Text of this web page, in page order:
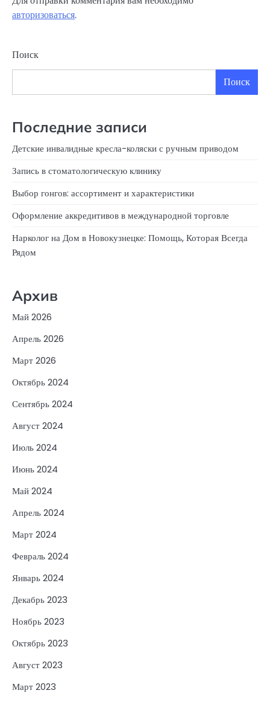
авторизоваться.
Поиск
Поиск
Последние записи
Детские инвалидные кресла-коляски с ручным приводом
Запись в стоматологическую клинику
Выбор гонгов: ассортимент и характеристики
Оформление аккредитивов в международной торговле
Нарколог на Дом в Новокузнецке: Помощь, Которая Всегда
Рядом
Архив
Май 2026
Апрель 2026
Март 2026
Октябрь 2024
Сентябрь 2024
Август 2024
Июль 2024
Июнь 2024
Май 2024
Апрель 2024
Март 2024
Февраль 2024
Январь 2024
Декабрь 2023
Ноябрь 2023
Октябрь 2023
Август 2023
Март 2023